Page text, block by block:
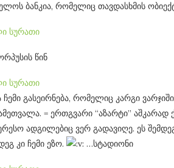
ბანკია, რომელიც თავდასხმის
წინ
გასეირნება, რომელიც კარგი
= ერთგვარი “აზარტი”
ადგილებიც ვერ გადავიღე. ეს
კი ჩემი ეზო.
…სტადიონი